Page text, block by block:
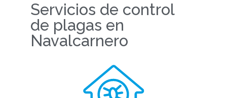
Servicios de control
de plagas en
Navalcarnero